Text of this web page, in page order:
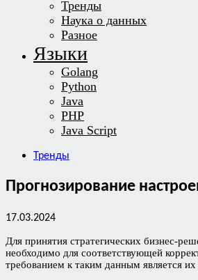
Тренды
Наука о данных
Разное
Языки
Golang
Python
Java
PHP
Java Script
Тренды
Прогнозирование
17.03.2024
Для принятия стратегических бизнес-
необходимо для соответствующей
требованием к таким данным является